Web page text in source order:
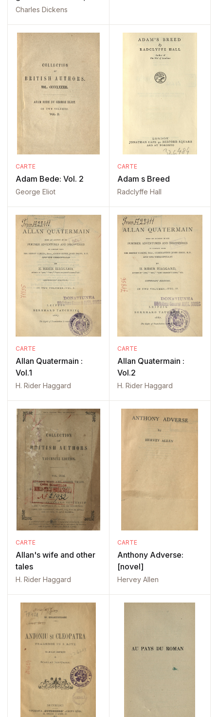
Charles Dickens
CARTE
Adam Bede: Vol. 2
George Eliot
CARTE
Adam s Breed
Radclyffe Hall
CARTE
Allan Quatermain :
Vol.1
H. Rider Haggard
CARTE
Allan Quatermain :
Vol.2
H. Rider Haggard
CARTE
Allan's wife and other
tales
H. Rider Haggard
CARTE
Anthony Adverse:
[novel]
Hervey Allen